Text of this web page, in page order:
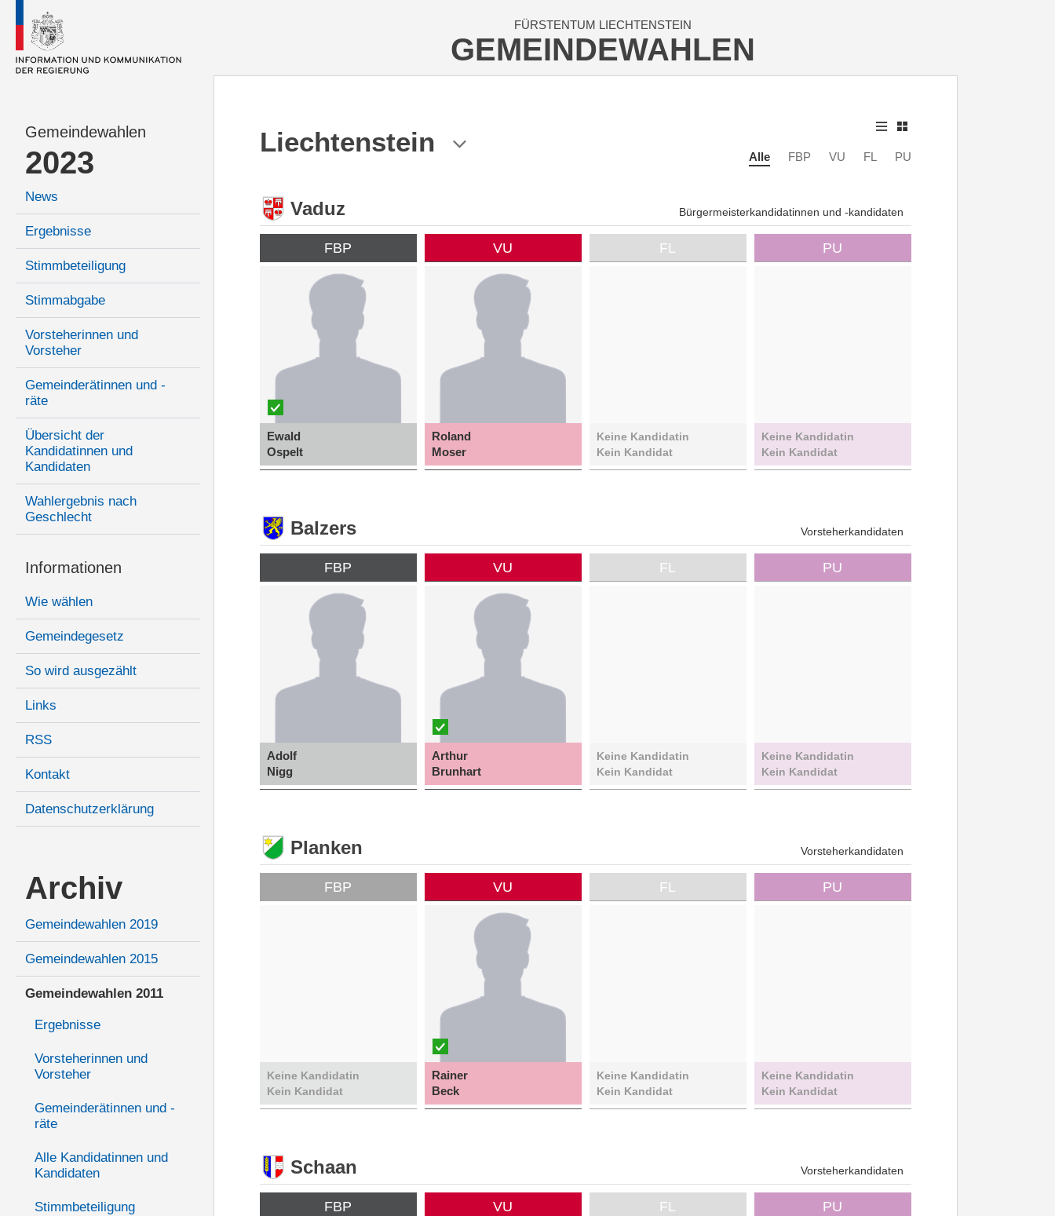
FÜRSTENTUM LIECHTENSTEIN
GEMEINDEWAHLEN
Gemeindewahlen
2023
News
Ergebnisse
Stimmbeteiligung
Stimmabgabe
Vorsteherinnen und
Vorsteher
Gemeinderätinnen und -
räte
Übersicht der
Kandidatinnen und
Kandidaten
Wahlergebnis nach
Geschlecht
Informationen
Wie wählen
Gemeindegesetz
So wird ausgezählt
Links
RSS
Kontakt
Datenschutzerklärung
Archiv
Gemeindewahlen 2019
Gemeindewahlen 2015
Gemeindewahlen 2011
Ergebnisse
Vorsteherinnen und
Vorsteher
Gemeinderätinnen und -
räte
Alle Kandidatinnen und
Kandidaten
Stimmbeteiligung
Liechtenstein Alle FBP VU FL PU
Vaduz Bürgermeisterkandidatinnen und -kandidaten
FBP
Ewald
Ospelt
VU
Roland
Moser
FL
Keine Kandidatin
Kein Kandidat
PU
Keine Kandidatin
Kein Kandidat
Balzers Vorsteherkandidaten
FBP
Adolf
Nigg
VU
Arthur
Brunhart
FL
Keine Kandidatin
Kein Kandidat
PU
Keine Kandidatin
Kein Kandidat
Planken Vorsteherkandidaten
FBP
Keine Kandidatin
Kein Kandidat
VU
Rainer
Beck
FL
Keine Kandidatin
Kein Kandidat
PU
Keine Kandidatin
Kein Kandidat
Schaan Vorsteherkandidaten
FBP VU FL PU